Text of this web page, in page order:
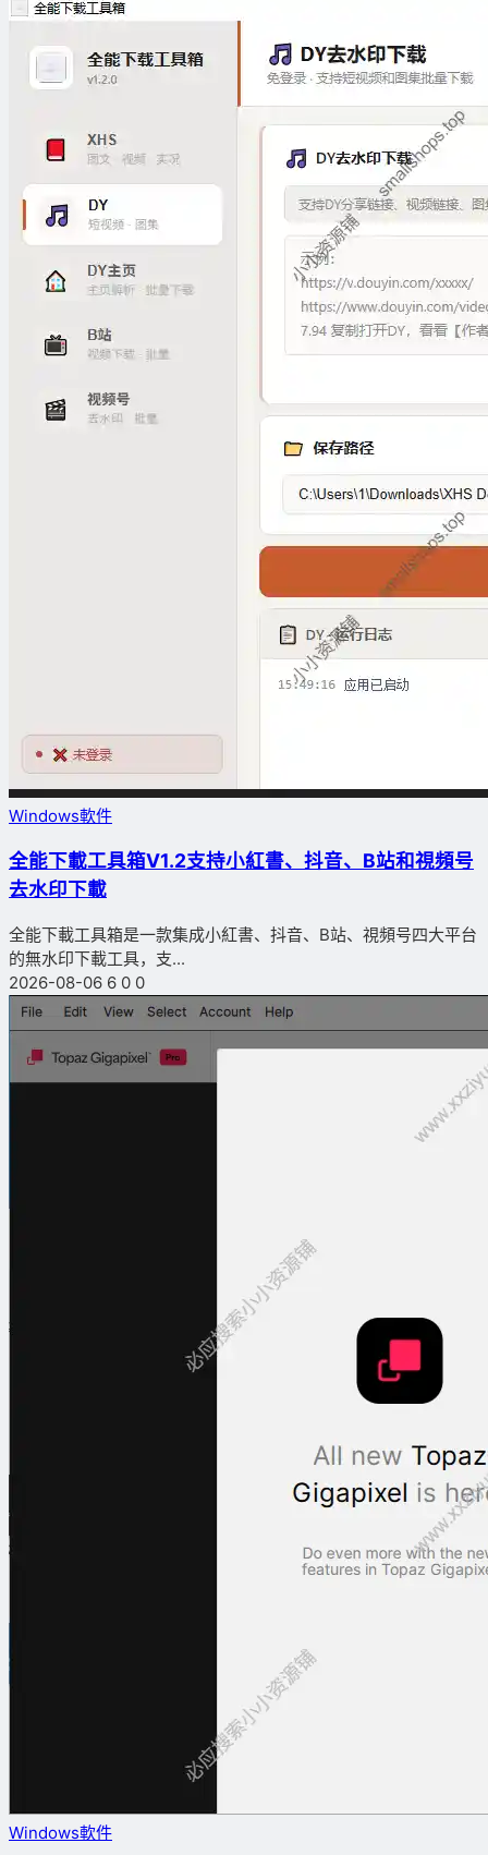
Windows軟件
全能下載工具箱V1.2支持小紅書、抖音、B站和視頻号
去水印下載
全能下載工具箱是一款集成小紅書、抖音、B站、視頻号四大平台
的無水印下載工具，支...
2026-08-06 6 0 0
Windows軟件